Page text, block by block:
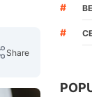
Share
#
#